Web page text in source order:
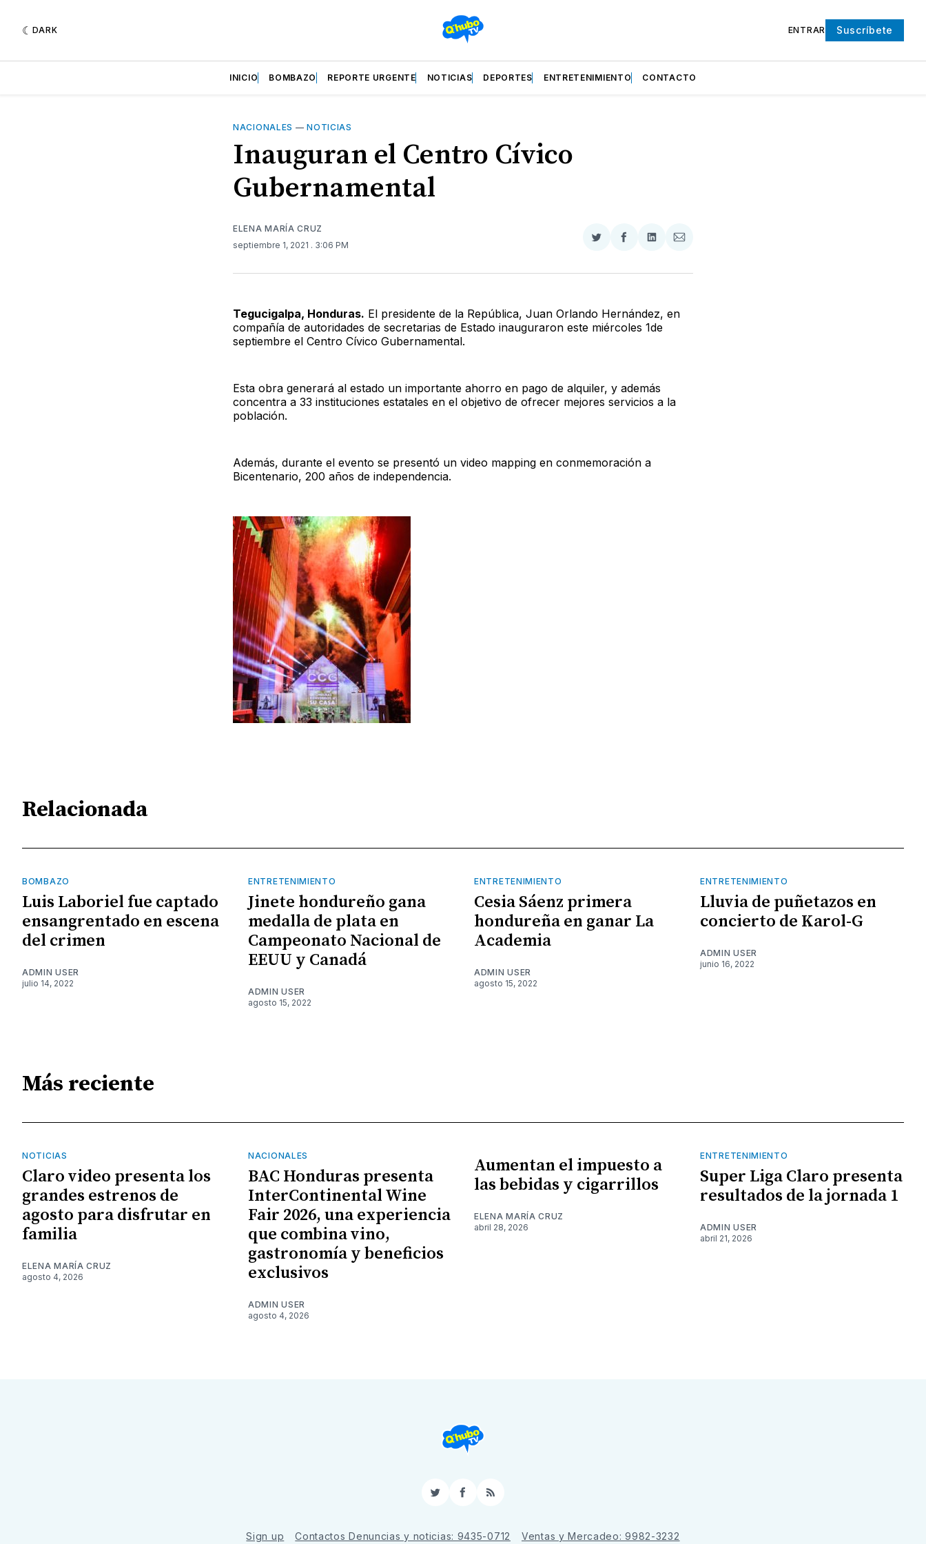
DARK ENTRAR Suscríbete
INICIO BOMBAZO REPORTE URGENTE NOTICIAS DEPORTES ENTRETENIMIENTO CONTACTO
NACIONALES —NOTICIAS
Inauguran el Centro Cívico
Gubernamental
ELENA MARÍA CRUZ
septiembre 1, 2021 . 3:06 PM
Compartir
Twitter
Compartir
Facebook
Compartir
LinkedIn
Compartir
Email
Tegucigalpa, Honduras. El presidente de la República, Juan Orlando Hernández, en
compañía de autoridades de secretarias de Estado inauguraron este miércoles 1de
septiembre el Centro Cívico Gubernamental.
Esta obra generará al estado un importante ahorro en pago de alquiler, y además
concentra a 33 instituciones estatales en el objetivo de ofrecer mejores servicios a la
población.
Además, durante el evento se presentó un video mapping en conmemoración a
Bicentenario, 200 años de independencia.
Relacionada
BOMBAZO
Luis Laboriel fue captado
ensangrentado en escena
del crimen
ADMIN USER
julio 14, 2022
ENTRETENIMIENTO
Jinete hondureño gana
medalla de plata en
Campeonato Nacional de
EEUU y Canadá
ADMIN USER
agosto 15, 2022
ENTRETENIMIENTO
Cesia Sáenz primera
hondureña en ganar La
Academia
ADMIN USER
agosto 15, 2022
ENTRETENIMIENTO
Lluvia de puñetazos en
concierto de Karol-G
ADMIN USER
junio 16, 2022
Más reciente
NOTICIAS
Claro video presenta los
grandes estrenos de
agosto para disfrutar en
familia
ELENA MARÍA CRUZ
agosto 4, 2026
NACIONALES
BAC Honduras presenta
InterContinental Wine
Fair 2026, una experiencia
que combina vino,
gastronomía y beneficios
exclusivos
ADMIN USER
agosto 4, 2026
Aumentan el impuesto a
las bebidas y cigarrillos
ELENA MARÍA CRUZ
abril 28, 2026
ENTRETENIMIENTO
Super Liga Claro presenta
resultados de la jornada 1
ADMIN USER
abril 21, 2026
TwitterFacebook
RSS
Sign up Contactos Denuncias y noticias: 9435-0712 Ventas y Mercadeo: 9982-3232